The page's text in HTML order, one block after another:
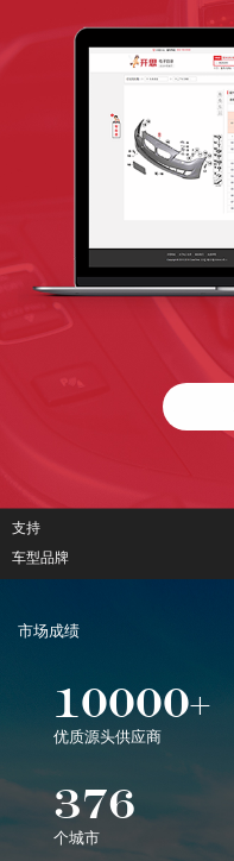
支持
车型品牌
市场成绩
10000+
优质源头供应商
376
个城市